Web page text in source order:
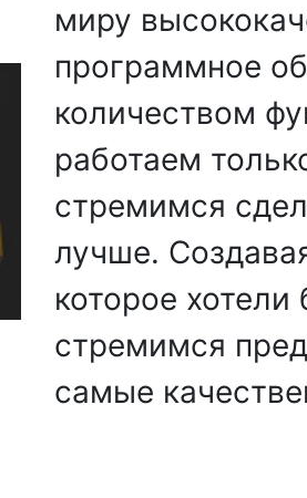
миру
программное
количеством
работаем
стремимся
лучше.
которое
стремимся
самые